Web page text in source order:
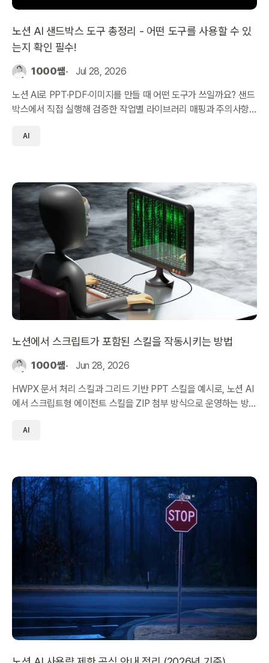
노션 AI 샌드박스 도구 총정리 - 어떤 도구를 사용할 수 있
는지 확인 필수!
1000쌤 Jul 28, 2026
노션 AI로 PPT·PDF·이미지를 만들 때 어떤 도구가 쓰일까요? 샌드
박스에서 직접 실행해 검증한 작업별 라이브러리 매핑과 주의사항
AI
노션에서 스크립트가 포함된 스킬을 작동시키는 방법
1000쌤 Jun 28, 2026
HWPX 문서 처리 스킬과 그리드 기반 PPT 스킬을 예시로, 노션 AI
에서 스크립트형 에이전트 스킬을 ZIP 첨부 방식으로 운영하는 방
AI